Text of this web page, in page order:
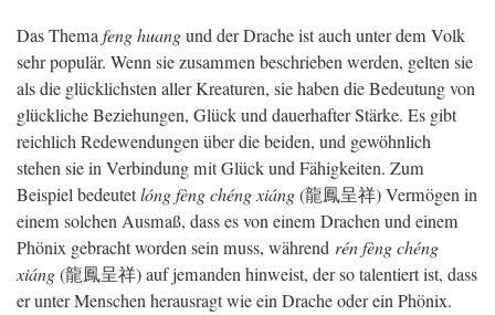
Das Themafeng huangund der Drache ist auch unter dem Volk
sehr populär. Wenn sie zusammen beschrieben werden, gelten sie
als die glücklichsten aller Kreaturen, sie haben die Bedeutung von
glückliche Beziehungen, Glück und dauerhafter Stärke. Es gibt
reichlich Redewendungen über die beiden, und gewöhnlich
stehen sie in Verbindung mit Glück und Fähigkeiten. Zum
Beispiel bedeutetlóng fèng chéng xiáng(龍鳳呈祥) Vermögen in
einem solchen Ausmaß, dass es von einem Drachen und einem
Phönix gebracht worden sein muss, während rénfèng chéng
xiáng(龍鳳呈祥) auf jemanden hinweist, der so talentiert ist, dass
er unter Menschen herausragt wie ein Drache oder ein Phönix.